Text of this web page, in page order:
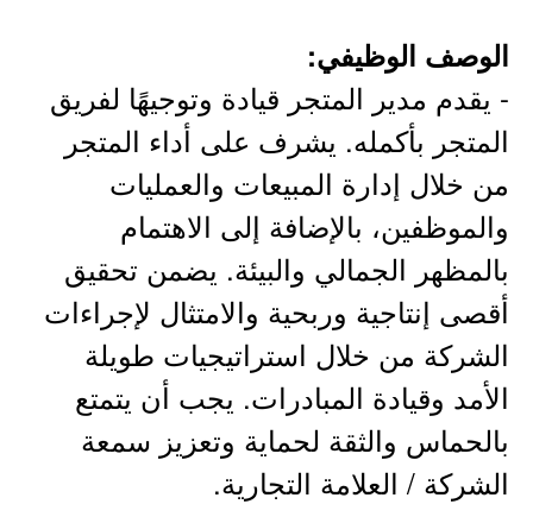
الوصف الوظيفي:
- يقدم مدير المتجر قيادة وتوجيهًا لفريق
المتجر بأكمله. يشرف على أداء المتجر
من خلال إدارة المبيعات والعمليات
والموظفين، بالإضافة إلى الاهتمام
بالمظهر الجمالي والبيئة. يضمن تحقيق
أقصى إنتاجية وربحية والامتثال لإجراءات
الشركة من خلال استراتيجيات طويلة
الأمد وقيادة المبادرات. يجب أن يتمتع
بالحماس والثقة لحماية وتعزيز سمعة
الشركة / العلامة التجارية.